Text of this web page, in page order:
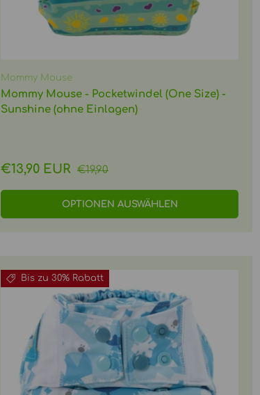
Mommy Mouse
Mommy Mouse - Pocketwindel (One Size) -
Sunshine (ohne Einlagen)
Verkaufspreis
€13,90 EUR Normaler Preis
€19,90
OPTIONEN AUSWÄHLEN
Bis zu 30% Rabatt